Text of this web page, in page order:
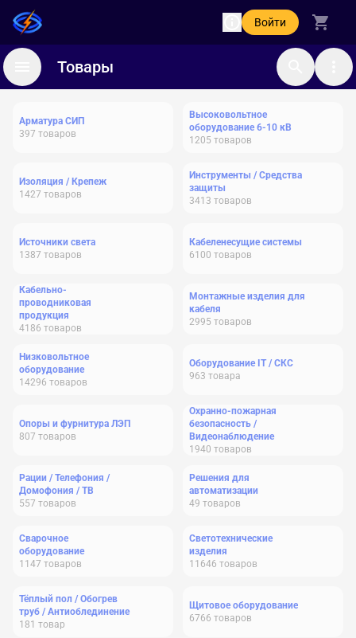
Войти
Товары
Арматура СИП
397 товаров
Высоковольтное
оборудование 6-10 кВ
1205 товаров
Изоляция / Крепеж
1427 товаров
Инструменты / Средства
защиты
3413 товаров
Источники света
1387 товаров
Кабеленесущие системы
6100 товаров
Кабельно-
проводниковая
продукция
4186 товаров
Монтажные изделия для
кабеля
2995 товаров
Низковольтное
оборудование
14296 товаров
Оборудование IT / СКС
963 товара
Опоры и фурнитура ЛЭП
807 товаров
Охранно-пожарная
безопасность /
Видеонаблюдение
1940 товаров
Рации / Телефония /
Домофония / ТВ
557 товаров
Решения для
автоматизации
49 товаров
Сварочное
оборудование
1147 товаров
Светотехнические
изделия
11646 товаров
Тёплый пол / Обогрев
труб / Антиоблединение
181 товар
Щитовое оборудование
6766 товаров